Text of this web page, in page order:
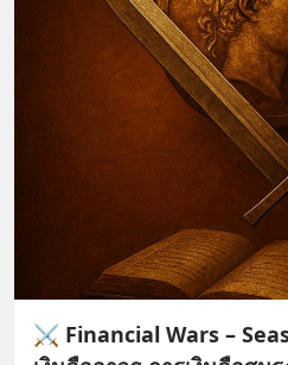
⚔️ Financial Wars –